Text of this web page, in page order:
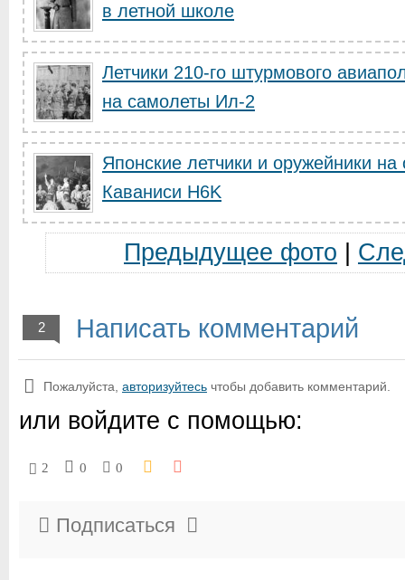
в летной школе
Летчики 210-го штурмового
на самолеты Ил-2
Японские летчики и оружейники
Каваниси H6K
Предыдущее фото
2 Написать комментарий
Пожалуйста, авторизуйтесь чтобы добавить комментарий.
или войдите с помощью:
2 0 0
Подписаться